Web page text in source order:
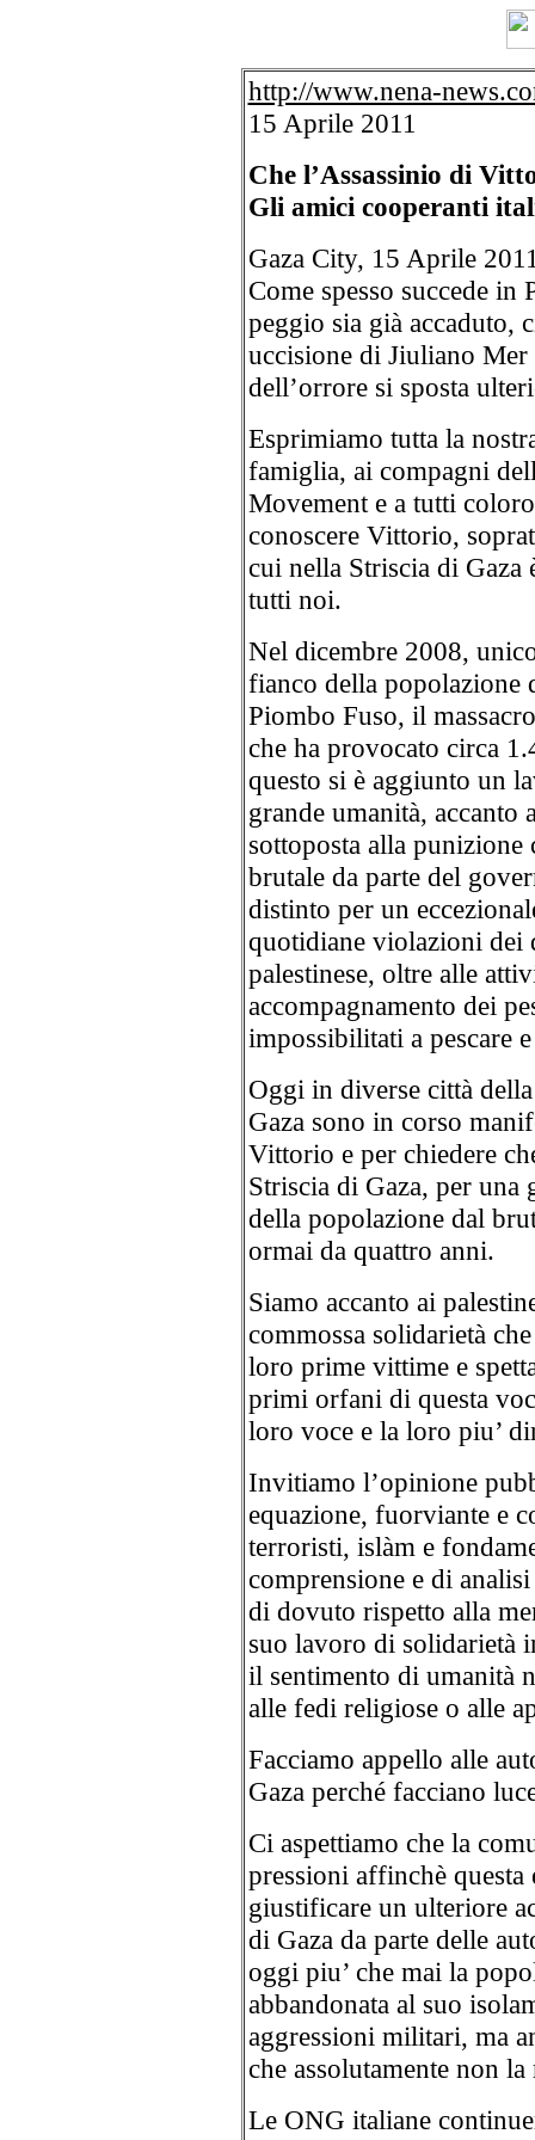
http://www.nena-
15 Aprile 2011
Che l’Assassinio di
Gli amici cooperanti
Gaza City, 15 Aprile
Come spesso succede in
peggio sia già accaduto,
uccisione di Jiuliano
dell’orrore si sposta
Esprimiamo tutta la
famiglia, ai compagni
Movement e a tutti
conoscere Vittorio,
cui nella Striscia di Gaza
tutti noi.
Nel dicembre 2008,
fianco della popolazione
Piombo Fuso, il
che ha provocato circa
questo si è aggiunto un
grande umanità, accanto
sottoposta alla punizione
brutale da parte del
distinto per un
quotidiane violazioni dei
palestinese, oltre alle
accompagnamento dei
impossibilitati a pescare
Oggi in diverse città
Gaza sono in corso
Vittorio e per chiedere
Striscia di Gaza, per una
della popolazione dal
ormai da quattro anni.
Siamo accanto ai
commossa solidarietà
loro prime vittime e
primi orfani di questa
loro voce e la loro piu’
Invitiamo l’opinione
equazione, fuorviante e
terroristi, islàm e
comprensione e di
di dovuto rispetto alla
suo lavoro di solidarietà
il sentimento di umanità
alle fedi religiose o alle
Facciamo appello alle
Gaza perché facciano
Ci aspettiamo che la
pressioni affinchè questa
giustificare un ulteriore
di Gaza da parte delle
oggi piu’ che mai la
abbandonata al suo
aggressioni militari, ma
che assolutamente non la
Le ONG italiane